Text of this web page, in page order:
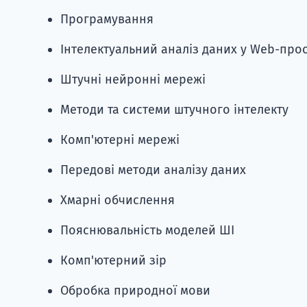
Програмування
Інтелектуальний аналіз даних у Web-
Штучні нейронні мережі
Методи та системи штучного інтелекту
Комп'ютерні мережі
Передові методи аналізу даних
Хмарні обчислення
Пояснювальність моделей ШІ
Комп'ютерний зір
Обробка природної мови